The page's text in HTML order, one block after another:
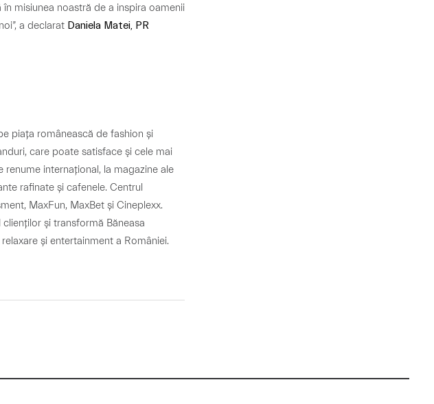
misiunea noastră de a inspira oamenii
a declarat Daniela Matei, PR
piața românească de fashion și
care poate satisface şi cele mai
internațional, la magazine ale
rafinate și cafenele. Centrul
MaxFun, MaxBet și Cineplexx.
şi transformă Băneasa
și entertainment a României.